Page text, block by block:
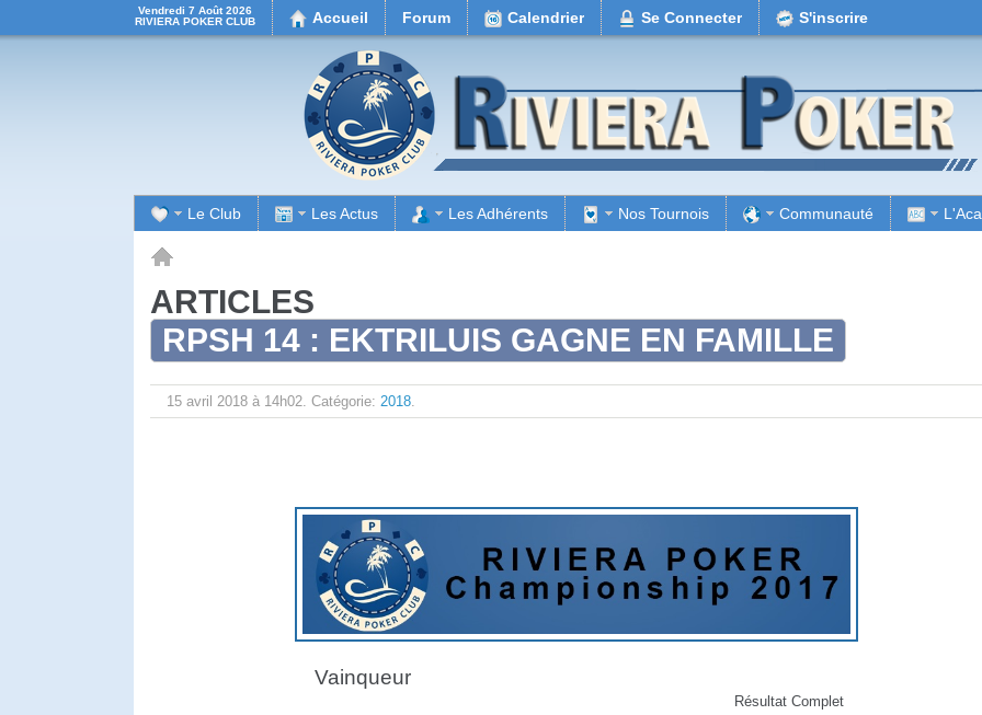
Vendredi 7 Août 2026
RIVIERA POKER CLUB
Accueil Forum Calendrier Se Connecter S'inscrire
Le Club Les Actus Les Adhérents Nos Tournois Communauté
ARTICLES
RPSH 14 : EKTRILUIS GAGNE EN FAMILLE
15 avril 2018 à 14h02. Catégorie: 2018.
Vainqueur
Résultat Complet